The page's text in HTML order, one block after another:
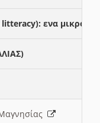
ενα μικρο